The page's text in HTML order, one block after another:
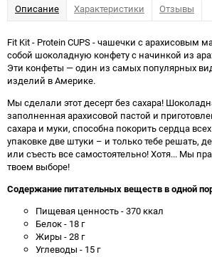
Описание Характеристики Отзывы
Fit Kit - Protein CUPS - чашечки с арахисовым
собой шоколадную конфету с начинкой из
Эти конфеты — один из самых популярных
изделий в Америке.
Мы сделали этот десерт без сахара!
заполненная арахисовой пастой и
сахара и муки, способна покорить сердца
упаковке две штуки – и только тебе решать,
или съесть все самостоятельно! Хотя... Мы
твоем выборе!
Содержание питательных веществ в одной
Пищевая ценность - 370 ккал
Белок - 18 г
Жиры - 28 г
Углеводы - 15 г